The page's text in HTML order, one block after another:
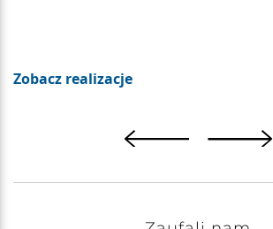
Zobacz realizacje